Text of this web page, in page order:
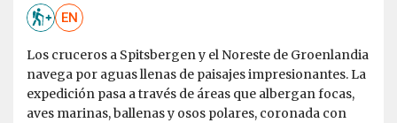
EN
Los cruceros a Spitsbergen y el Noreste de Groenlandia
navega por aguas llenas de paisajes impresionantes. La
expedición pasa a través de áreas que albergan focas,
aves marinas, ballenas y osos polares, coronada con